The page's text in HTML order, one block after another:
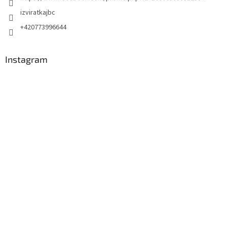
izviratkajbc
+420773996644
Instagram